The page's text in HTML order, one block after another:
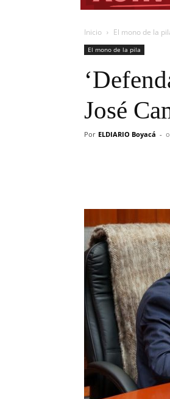
Inicio El mono de la
El mono de la pila
José
Por ELDIARIO Boyacá -